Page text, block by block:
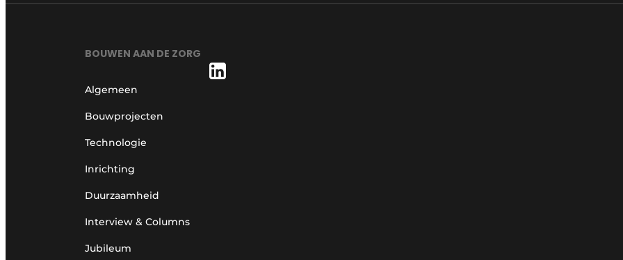
BOUWEN AAN DE ZORG
Algemeen
Bouwprojecten
Technologie
Inrichting
Duurzaamheid
Interview & Columns
Jubileum